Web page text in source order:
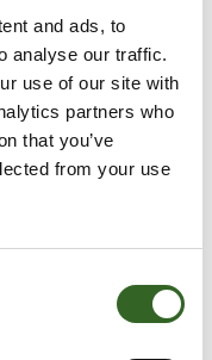
and ads, to
analyse our traffic.
use of our site with
partners who
that you’ve
from your use